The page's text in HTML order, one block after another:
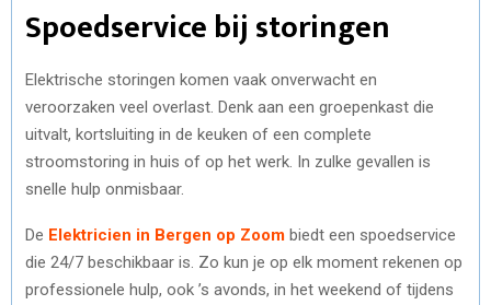
Spoedservice bij storingen
Elektrische storingen komen vaak onverwacht en
veroorzaken veel overlast. Denk aan een groepenkast die
uitvalt, kortsluiting in de keuken of een complete
stroomstoring in huis of op het werk. In zulke gevallen is
snelle hulp onmisbaar.
De Elektricien in Bergen op Zoom biedt een spoedservice
die 24/7 beschikbaar is. Zo kun je op elk moment rekenen op
professionele hulp, ook ’s avonds, in het weekend of tijdens